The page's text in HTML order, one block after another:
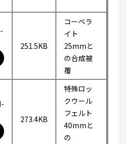
251.5KB
コーベラ
イト
25mmと
の合成被
覆
273.4KB
特殊ロッ
クウール
フェルト
40mmと
の